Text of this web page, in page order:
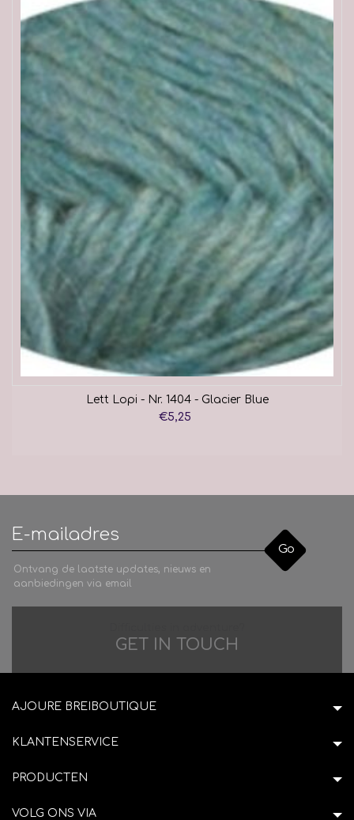
Lett Lopi - Nr. 1404 - Glacier Blue
€5,25
Go
Ontvang de laatste updates, nieuws en
aanbiedingen via email
GET IN TOUCH
AJOURE BREIBOUTIQUE
KLANTENSERVICE
PRODUCTEN
VOLG ONS VIA